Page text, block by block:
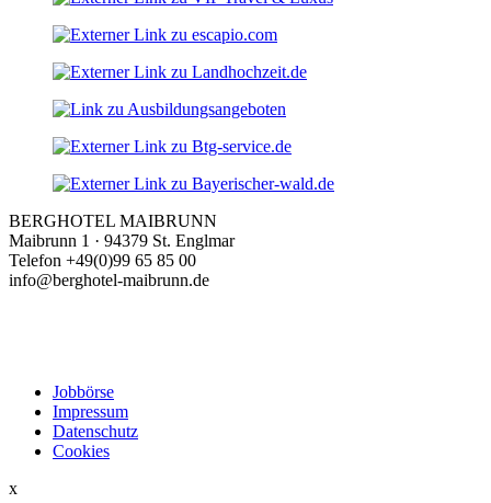
BERGHOTEL MAIBRUNN
Maibrunn 1 · 94379 St. Englmar
Telefon +49(0)99 65 85 00
info@berghotel-maibrunn.de
Jobbörse
Impressum
Datenschutz
Cookies
x